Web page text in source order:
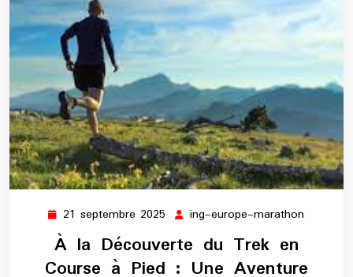
21 septembre 2025 21
septembre
2025
ing-europe-marathon
À la Découverte du Trek en
Course à Pied : Une Aventure